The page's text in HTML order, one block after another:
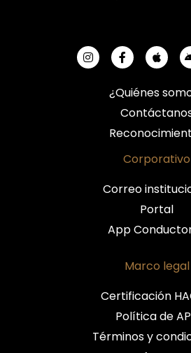
¿Quiénes
Corporativo
Correo
Portal
App
Marco legal
Certificación
Política de
Términos y